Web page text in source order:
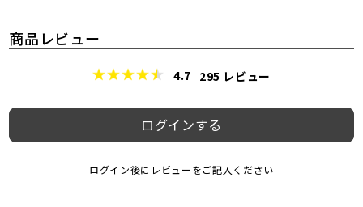
商品レビュー
4.7 295 レビュー
ログインする
ログイン後にレビューをご記入ください